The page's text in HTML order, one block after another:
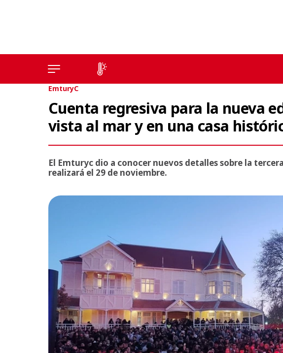
EmturyC
Cuenta regresiva para la nueva
vista al mar y en una casa
El Emturyc dio a conocer nuevos detalles sobre la
realizará el 29 de noviembre.